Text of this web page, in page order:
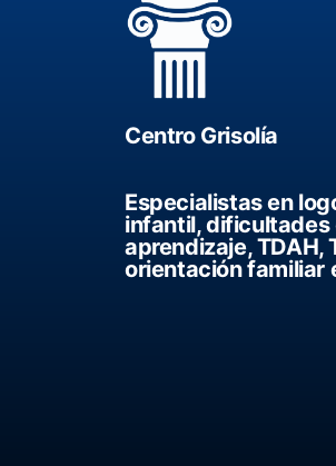
Centro Grisolía
Especialistas en
infantil, dificultades
aprendizaje, TDAH,
orientación familiar